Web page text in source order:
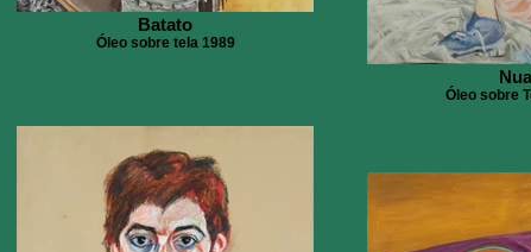
Batato
Óleo sobre tela 1989
Nua
Óleo sobre